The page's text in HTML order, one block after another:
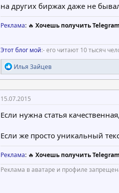
на других биржах даже не
Реклама: 🔥 Хочешь получить
Этот блог мой:- его читают 10 тысяч
Р
е
а
к
ц
и
и
Илья Зайцев
15.07.2015
Если нужна статья
Если же просто уникальный
Реклама: 🔥 Хочешь получить
Реклама в аватаре и профиле